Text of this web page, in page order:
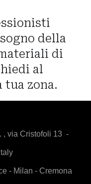
della
di
al
zona.
, via Cristofoli 13 -
- Milan - Cremona